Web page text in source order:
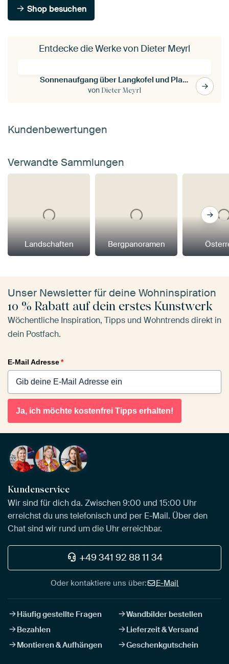
Shop besuchen
Entdecke die Werke von Dieter Meyrl
Sonnenaufgang über Langkofel und Plattkofel in den Dolomiten
von Dieter Meyrl
Kundenbewertungen
Verwandte Sammlungen
Landschaften Bergpanoramen
Unser Newsletter für deine Wohninspiration
10 % Rabatt auf dein erstes Kunstwerk
Wöchentliche Inspiration, Tipps und Wohntrends direkt in
dein Postfach.
E-Mail Adresse*
Ja, ich möchte kostenfrei Tipps erhalten!
Kundenservice
Wir sind für dich da. Zwischen 9:00 und 15:00 Uhr
erreichst du uns telefonisch und per E-Mail. Über den
Chat sind wir rund um die Uhr erreichbar.
+49 341 92 88 11 34
Oder kontaktiere uns über: E-Mail
Häufig gestellte Fragen
Wandbilder bestellen
Bezahlen
Lieferzeit & Versand
Montieren & Aufhängen
Geschenkgutschein